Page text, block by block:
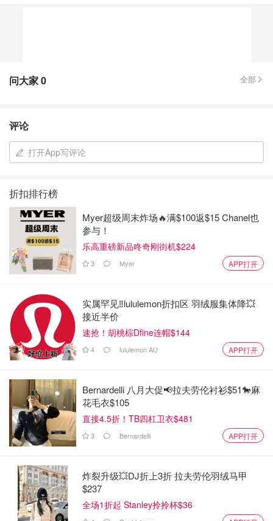
问大家0 全部
评论
打开App写评论
折扣排行榜
Myer超级周末炸场🔥满$100返$15 Chanel也
参与！
乐高重磅新品咚奇刚街机$224
3 Myer APP打开
实属罕见‼️lululemon折扣区 羽绒服集体降💥
接近半价
速抢！胡桃棕Dfine连帽$144
4 lululemon AU APP打开
Bernardelli 八月大促📢拉夫劳伦衬衫$51🐎麻
花毛衣$105
直接4.5折！TB四杠卫衣$481
3 Bernardelli APP打开
炸裂升级💥DJ折上3折 拉夫劳伦羽绒马甲
$237
全场1折起 Stanley拎拎杯$36